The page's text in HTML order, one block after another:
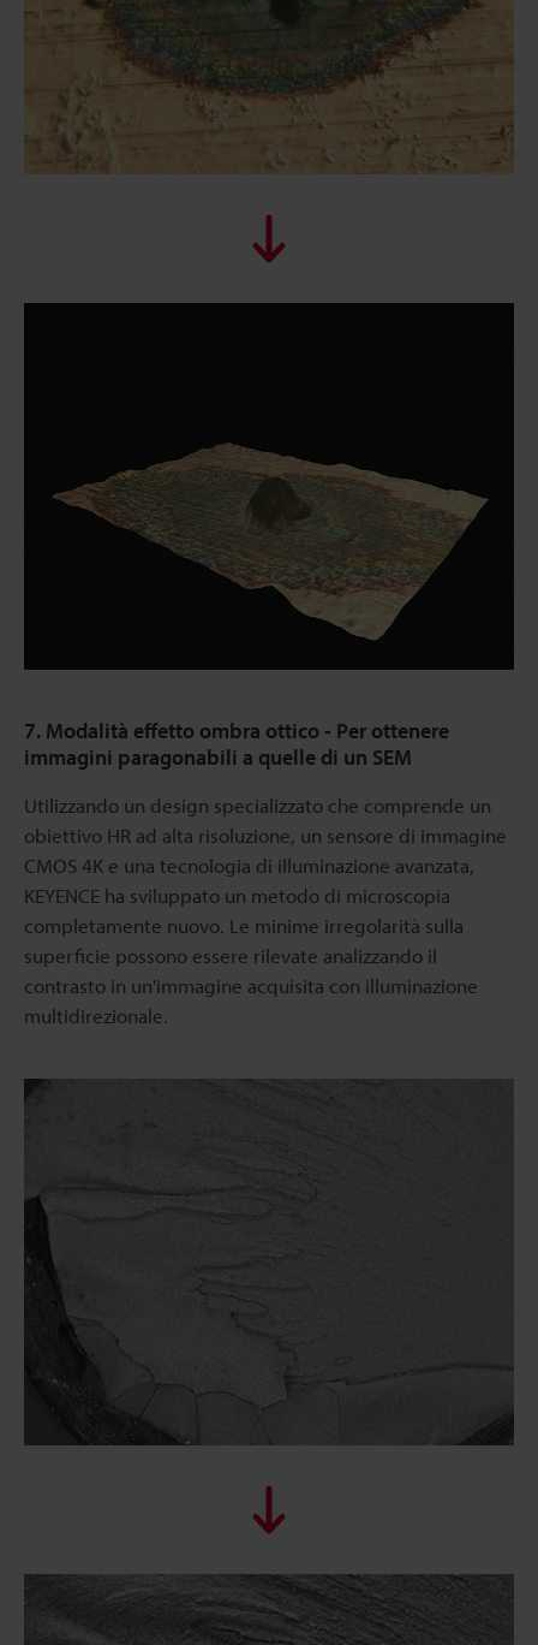
7. Modalità effetto ombra ottico - Per ottenere
immagini paragonabili a quelle di un SEM
Utilizzando un design specializzato che comprende un
obiettivo HR ad alta risoluzione, un sensore di immagine
CMOS 4K e una tecnologia di illuminazione avanzata,
KEYENCE ha sviluppato un metodo di microscopia
completamente nuovo. Le minime irregolarità sulla
superficie possono essere rilevate analizzando il
contrasto in un'immagine acquisita con illuminazione
multidirezionale.